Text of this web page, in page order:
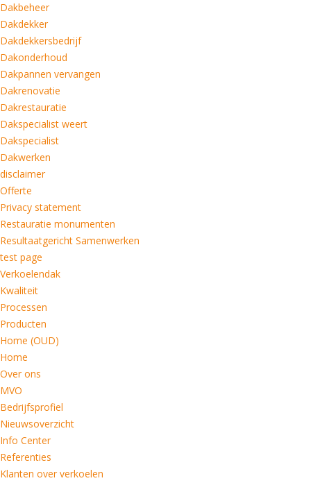
Dakbeheer
Dakdekker
Dakdekkersbedrijf
Dakonderhoud
Dakpannen vervangen
Dakrenovatie
Dakrestauratie
Dakspecialist weert
Dakspecialist
Dakwerken
disclaimer
Offerte
Privacy statement
Restauratie monumenten
Resultaatgericht Samenwerken
test page
Verkoelendak
Kwaliteit
Processen
Producten
Home (OUD)
Home
Over ons
MVO
Bedrijfsprofiel
Nieuwsoverzicht
Info Center
Referenties
Klanten over verkoelen